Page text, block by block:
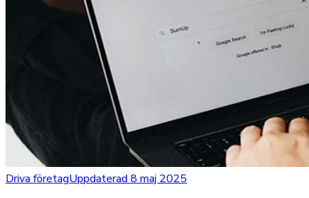
Driva företagUppdaterad 8 maj 2025